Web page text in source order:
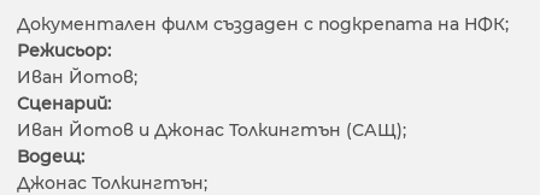
Документален филм създаден с подкрепата на НФК;
Режисьор:
Иван Йотов;
Сценарий:
Иван Йотов и Джонас Толкингтън (САЩ);
Водещ:
Джонас Толкингтън;